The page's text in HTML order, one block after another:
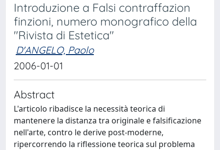
Introduzione a Falsi contraffazion
finzioni, numero monografico della
"Rivista di Estetica"
D'ANGELO, Paolo
2006-01-01
Abstract
L'articolo ribadisce la necessità teorica di
mantenere la distanza tra originale e falsificazione
nell'arte, contro le derive post-moderne,
ripercorrendo la riflessione teorica sul problema